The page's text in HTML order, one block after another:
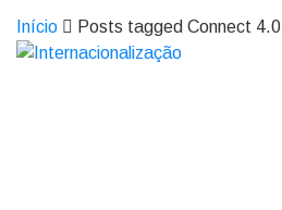
Início Posts tagged Connect 4.0